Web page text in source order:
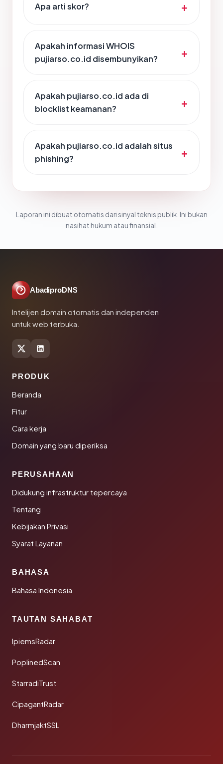
Apa arti skor?
Apakah informasi WHOIS
pujiarso.co.id disembunyikan?
Apakah pujiarso.co.id ada di
blocklist keamanan?
Apakah pujiarso.co.id adalah situs
phishing?
Laporan ini dibuat otomatis dari sinyal teknis publik. Ini bukan
nasihat hukum atau finansial.
AbadiproDNS
Intelijen domain otomatis dan independen
untuk web terbuka.
PRODUK
Beranda
Fitur
Cara kerja
Domain yang baru diperiksa
PERUSAHAAN
Didukung infrastruktur tepercaya
Tentang
Kebijakan Privasi
Syarat Layanan
BAHASA
Bahasa Indonesia
TAUTAN SAHABAT
IpiemsRadar
PoplinedScan
StarradiTrust
CipagantRadar
DharmjaktSSL